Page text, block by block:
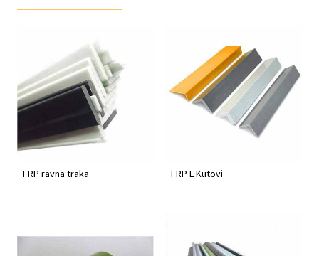
FRP ravna traka FRP L Kutovi